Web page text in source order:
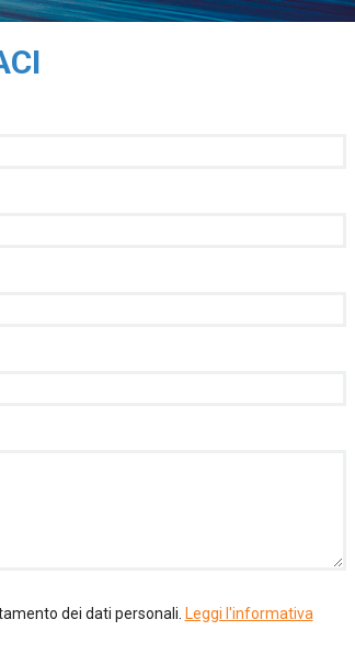
dei dati personali. Leggi l'informativa